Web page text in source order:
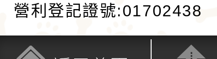
營利登記證號:01702438